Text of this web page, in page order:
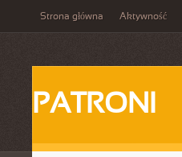
Strona główna Aktywność
PATRONI